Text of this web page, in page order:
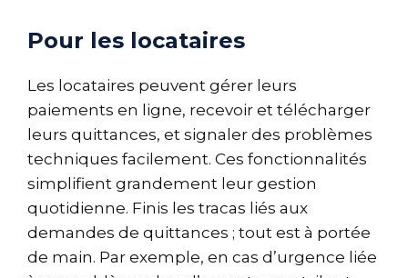
Pour les locataires
Les locataires peuvent gérer leurs
paiements en ligne, recevoir et télécharger
leurs quittances, et signaler des problèmes
techniques facilement. Ces fonctionnalités
simplifient grandement leur gestion
quotidienne. Finis les tracas liés aux
demandes de quittances ; tout est à portée
de main. Par exemple, en cas d’urgence liée